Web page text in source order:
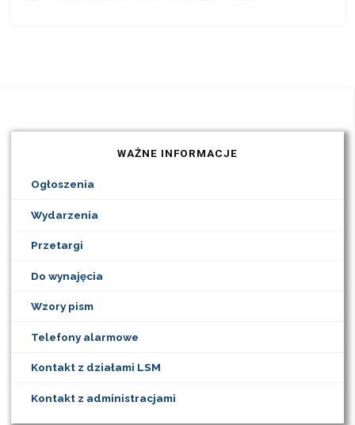
WAŻNE INFORMACJE
Ogłoszenia
Wydarzenia
Przetargi
Do wynajęcia
Wzory pism
Telefony alarmowe
Kontakt z działami LSM
Kontakt z administracjami